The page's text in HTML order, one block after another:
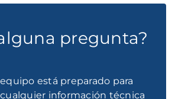
pregunta?
está preparado para
información técnica